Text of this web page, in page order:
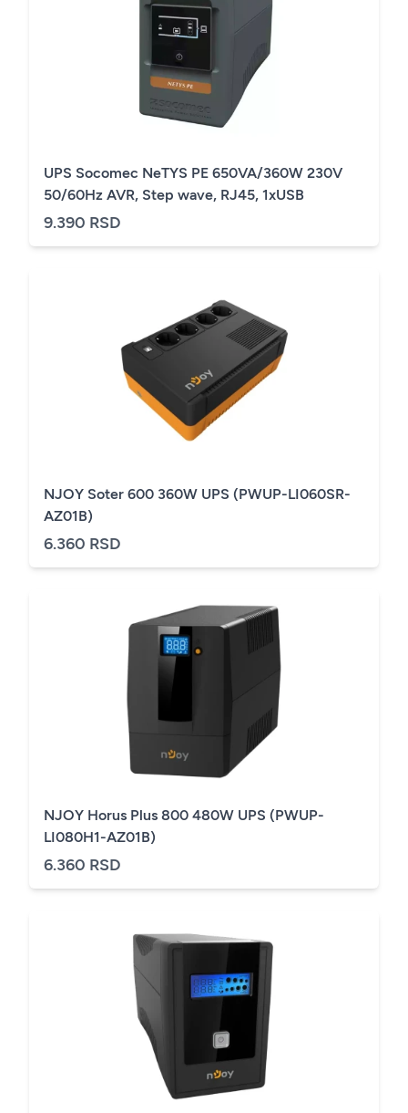
UPS Socomec NeTYS PE 650VA/360W 230V
50/60Hz AVR, Step wave, RJ45, 1xUSB
9.390 RSD
NJOY Soter 600 360W UPS (PWUP-LI060SR-
AZ01B)
6.360 RSD
NJOY Horus Plus 800 480W UPS (PWUP-
LI080H1-AZ01B)
6.360 RSD